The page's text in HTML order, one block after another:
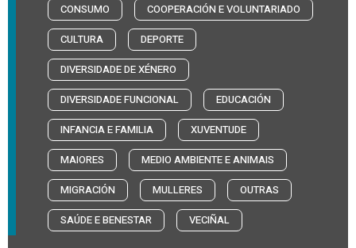
CONSUMO
COOPERACIÓN E VOLUNTARIADO
CULTURA
DEPORTE
DIVERSIDADE DE XÉNERO
DIVERSIDADE FUNCIONAL
EDUCACIÓN
INFANCIA E FAMILIA
XUVENTUDE
MAIORES
MEDIO AMBIENTE E ANIMAIS
MIGRACIÓN
MULLERES
OUTRAS
SAÚDE E BENESTAR
VECIÑAL